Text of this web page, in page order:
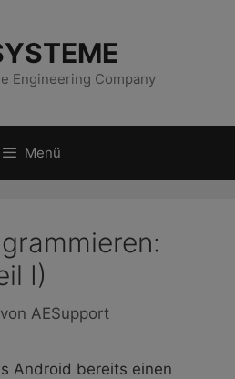
Engineering Company
Menü
I)
von AESupport
Android bereits einen